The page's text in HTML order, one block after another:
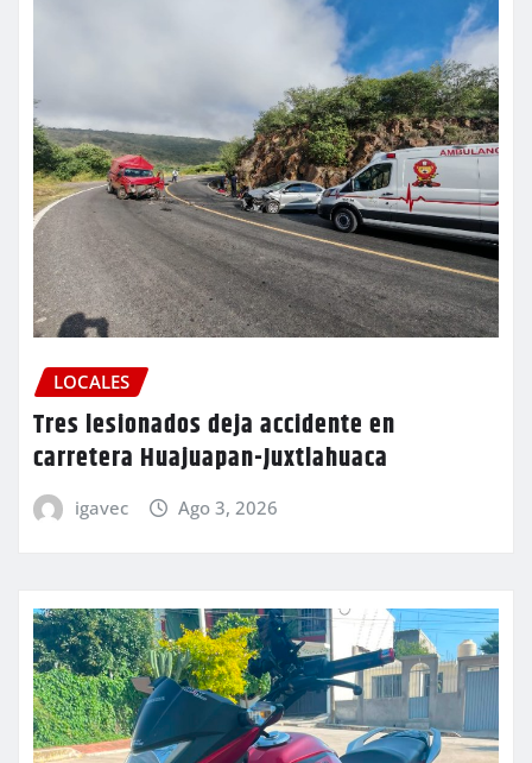
LOCALES
Tres lesionados deja accidente en
carretera Huajuapan-Juxtlahuaca
igavec Ago 3, 2026